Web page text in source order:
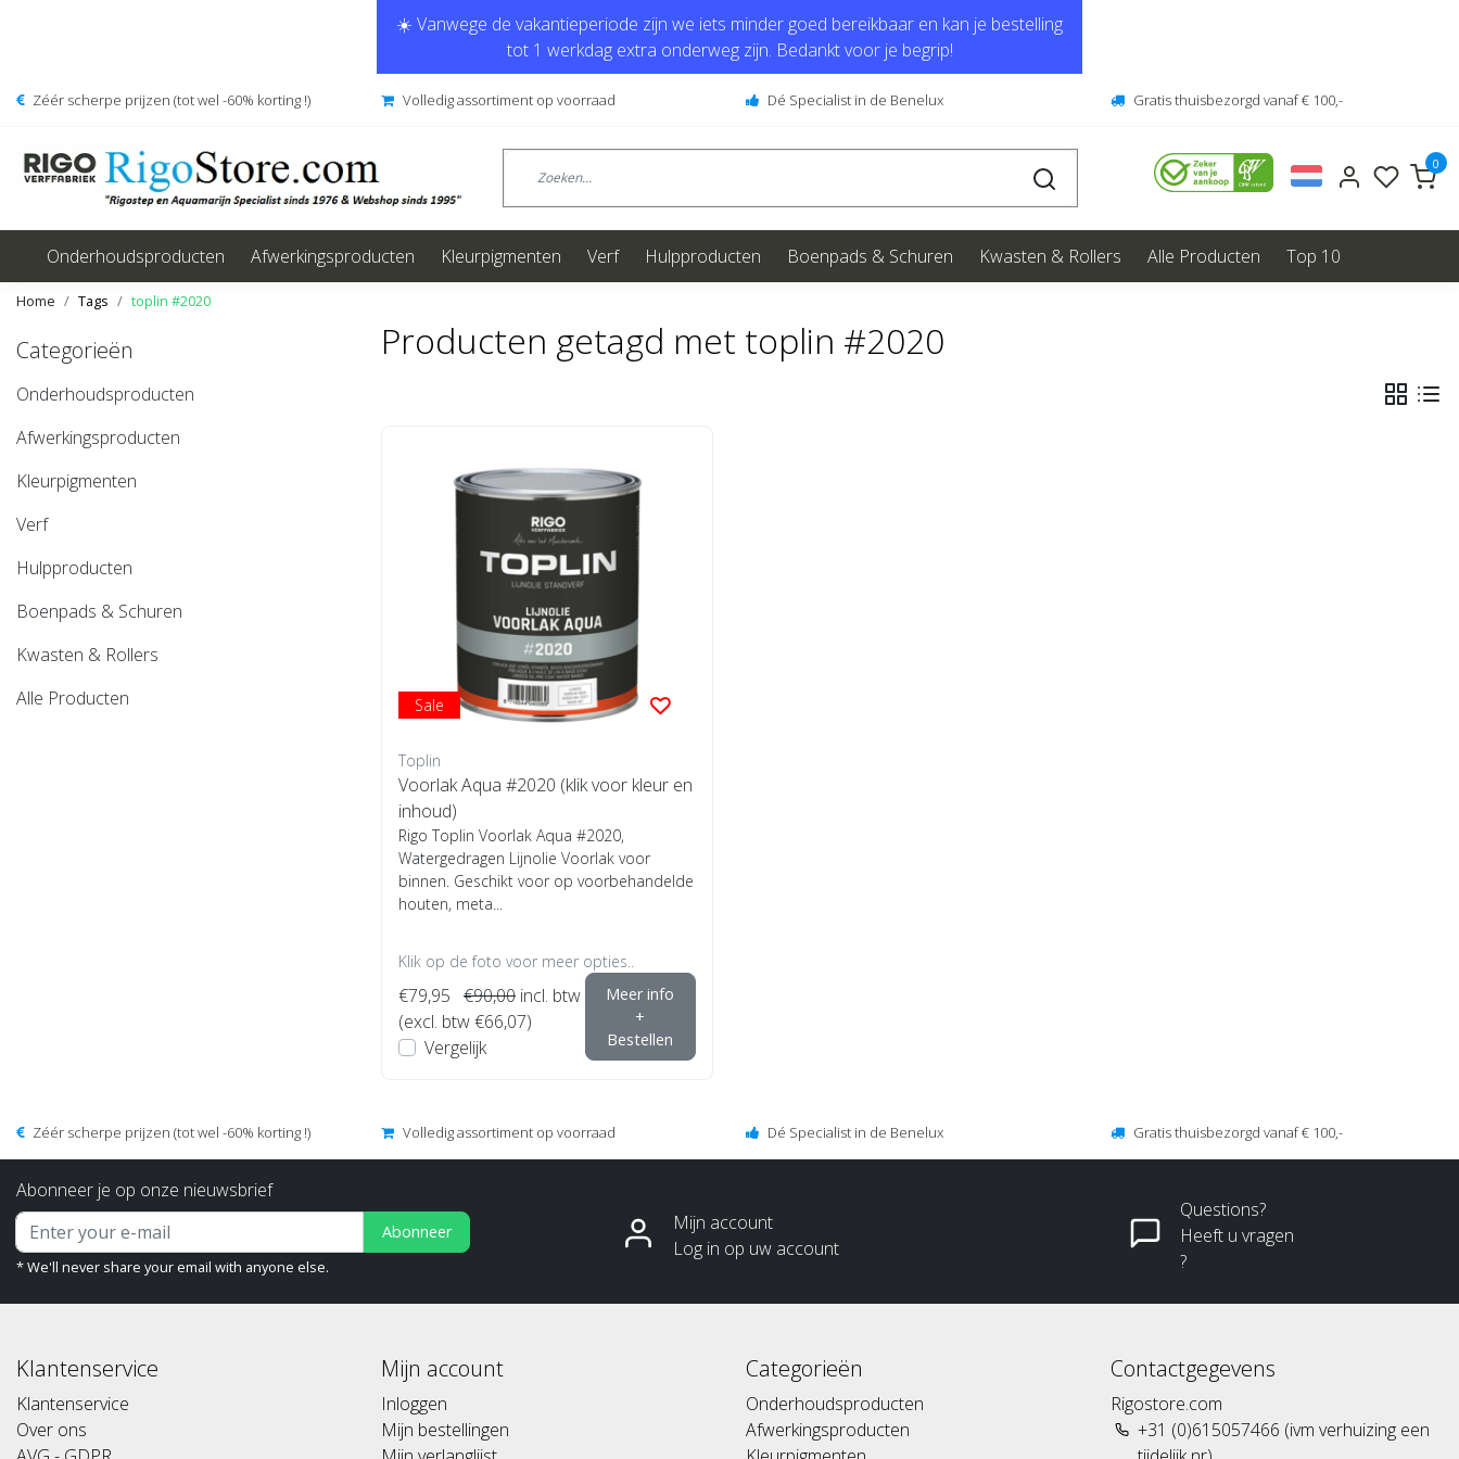
☀️ Vanwege de vakantieperiode zijn we iets minder goed bereikbaar en kan je bestelling
tot 1 werkdag extra onderweg zijn. Bedankt voor je begrip!
Zéér scherpe prijzen (tot wel -60% korting !) Volledig assortiment op voorraad Dé Specialist in de Benelux Gratis thuisbezorgd vanaf € 100,-
0
Onderhoudsproducten Afwerkingsproducten Kleurpigmenten Verf Hulpproducten Boenpads & Schuren Kwasten & Rollers Alle Producten Top 10
Home Tags toplin #2020
Categorieën
Onderhoudsproducten
Afwerkingsproducten
Kleurpigmenten
Verf
Hulpproducten
Boenpads & Schuren
Kwasten & Rollers
Alle Producten
Producten getagd met toplin #2020
Sale
Toplin
Voorlak Aqua #2020 (klik voor kleur en
inhoud)
Rigo Toplin Voorlak Aqua #2020,
Watergedragen Lijnolie Voorlak voor
binnen. Geschikt voor op voorbehandelde
houten, meta...
Klik op de foto voor meer opties..
€79,95 €90,00 incl. btw
(excl. btw €66,07)
Vergelijk
Meer info
+
Bestellen
Zéér scherpe prijzen (tot wel -60% korting !) Volledig assortiment op voorraad Dé Specialist in de Benelux Gratis thuisbezorgd vanaf € 100,-
Abonneer je op onze nieuwsbrief
Abonneer
* We'll never share your email with anyone else.
Mijn account
Log in op uw account
Questions?
Heeft u vragen
?
Klantenservice
Klantenservice
Over ons
Mijn account
Inloggen
Mijn bestellingen
Categorieën
Onderhoudsproducten
Afwerkingsproducten
Contactgegevens
Rigostore.com
+31 (0)615057466 (ivm verhuizing een